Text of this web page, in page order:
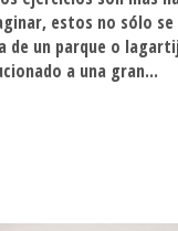
estos no sólo
de un parque o
a una gran...